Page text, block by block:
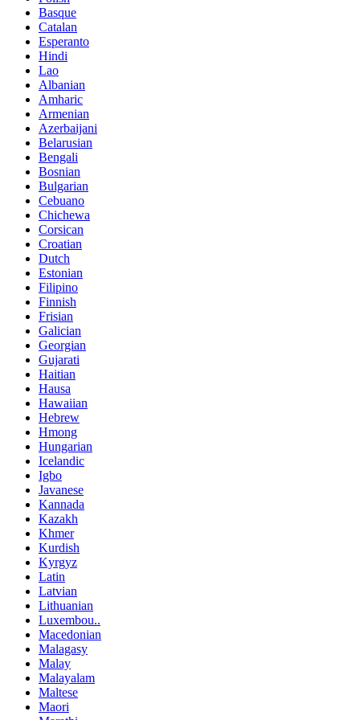
Basque
Catalan
Esperanto
Hindi
Lao
Albanian
Amharic
Armenian
Azerbaijani
Belarusian
Bengali
Bosnian
Bulgarian
Cebuano
Chichewa
Corsican
Croatian
Dutch
Estonian
Filipino
Finnish
Frisian
Galician
Georgian
Gujarati
Haitian
Hausa
Hawaiian
Hebrew
Hmong
Hungarian
Icelandic
Igbo
Javanese
Kannada
Kazakh
Khmer
Kurdish
Kyrgyz
Latin
Latvian
Lithuanian
Luxembou..
Macedonian
Malagasy
Malay
Malayalam
Maltese
Maori